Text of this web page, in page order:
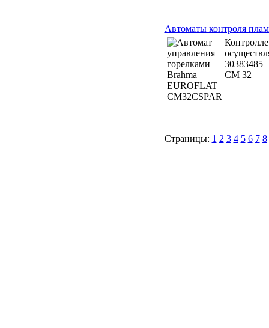
Автоматы контроля
30383485
CM 32
Страницы: 1 2 3 4 5 6 7 8